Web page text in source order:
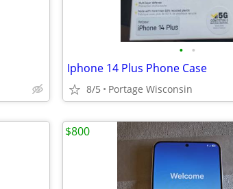
• •
Iphone 14 Plus Phone Case
8/5 Portage Wisconsin
$800